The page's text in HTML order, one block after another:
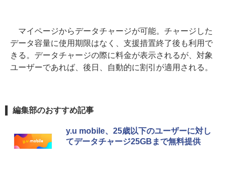
マイページからデータチャージが可能。チャージした
データ容量に使用期限はなく、支援措置終了後も利用で
きる。データチャージの際に料金が表示されるが、対象
ユーザーであれば、後日、自動的に割引が適用される。
編集部のおすすめ記事
y.u mobile、25歳以下のユーザーに対し
てデータチャージ25GBまで無料提供